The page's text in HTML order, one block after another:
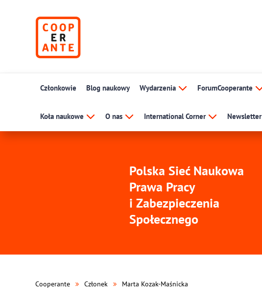
Członkowie Blog naukowy Wydarzenia ForumCooperante
Koła naukowe O nas International Corner Newsletter
Polska Sieć Naukowa
Prawa Pracy
i Zabezpieczenia
Społecznego
Cooperante Członek Marta Kozak-Maśnicka